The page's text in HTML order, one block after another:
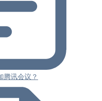
腾讯会议？